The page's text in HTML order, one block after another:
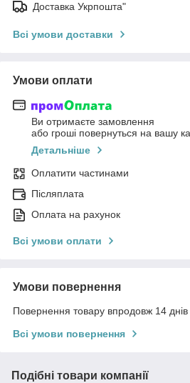
Доставка Укрпошта"
Всі умови доставки
Умови оплати
Ви отримаєте замовлення
або гроші повернуться на вашу
Детальніше
Оплатити частинами
Післяплата
Оплата на рахунок
Всі умови оплати
Умови повернення
Повернення товару впродовж 14
Всі умови повернення
Подібні товари компанії